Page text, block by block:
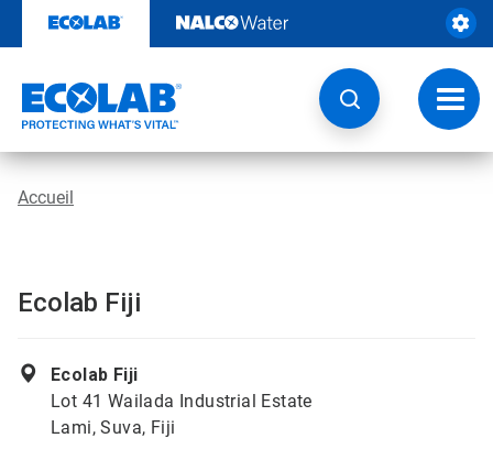
contenu
la
Accueil
Ecolab Fiji
Ecolab Fiji
Lot 41 Wailada Industrial Estate
Lami, Suva, Fiji